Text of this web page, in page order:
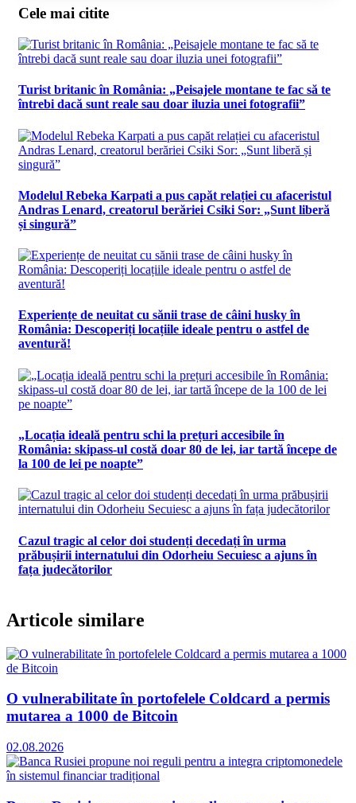
Cele mai citite
Turist britanic în România: „Peisajele montane te fac să te
întrebi dacă sunt reale sau doar iluzia unei fotografii”
Modelul Rebeka Karpati a pus capăt relației cu afaceristul
Andras Lenard, creatorul berăriei Csiki Sor: „Sunt liberă
și singură”
Experiențe de neuitat cu sănii trase de câini husky în
România: Descoperiți locațiile ideale pentru o astfel de
aventură!
„Locația ideală pentru schi la prețuri accesibile în
România: skipass-ul costă doar 80 de lei, iar tartă începe de
la 100 de lei pe noapte”
Cazul tragic al celor doi studenți decedați în urma
prăbușirii internatului din Odorheiu Secuiesc a ajuns în
fața judecătorilor
Articole similare
O vulnerabilitate în portofelele Coldcard a permis
mutarea a 1000 de Bitcoin
02.08.2026